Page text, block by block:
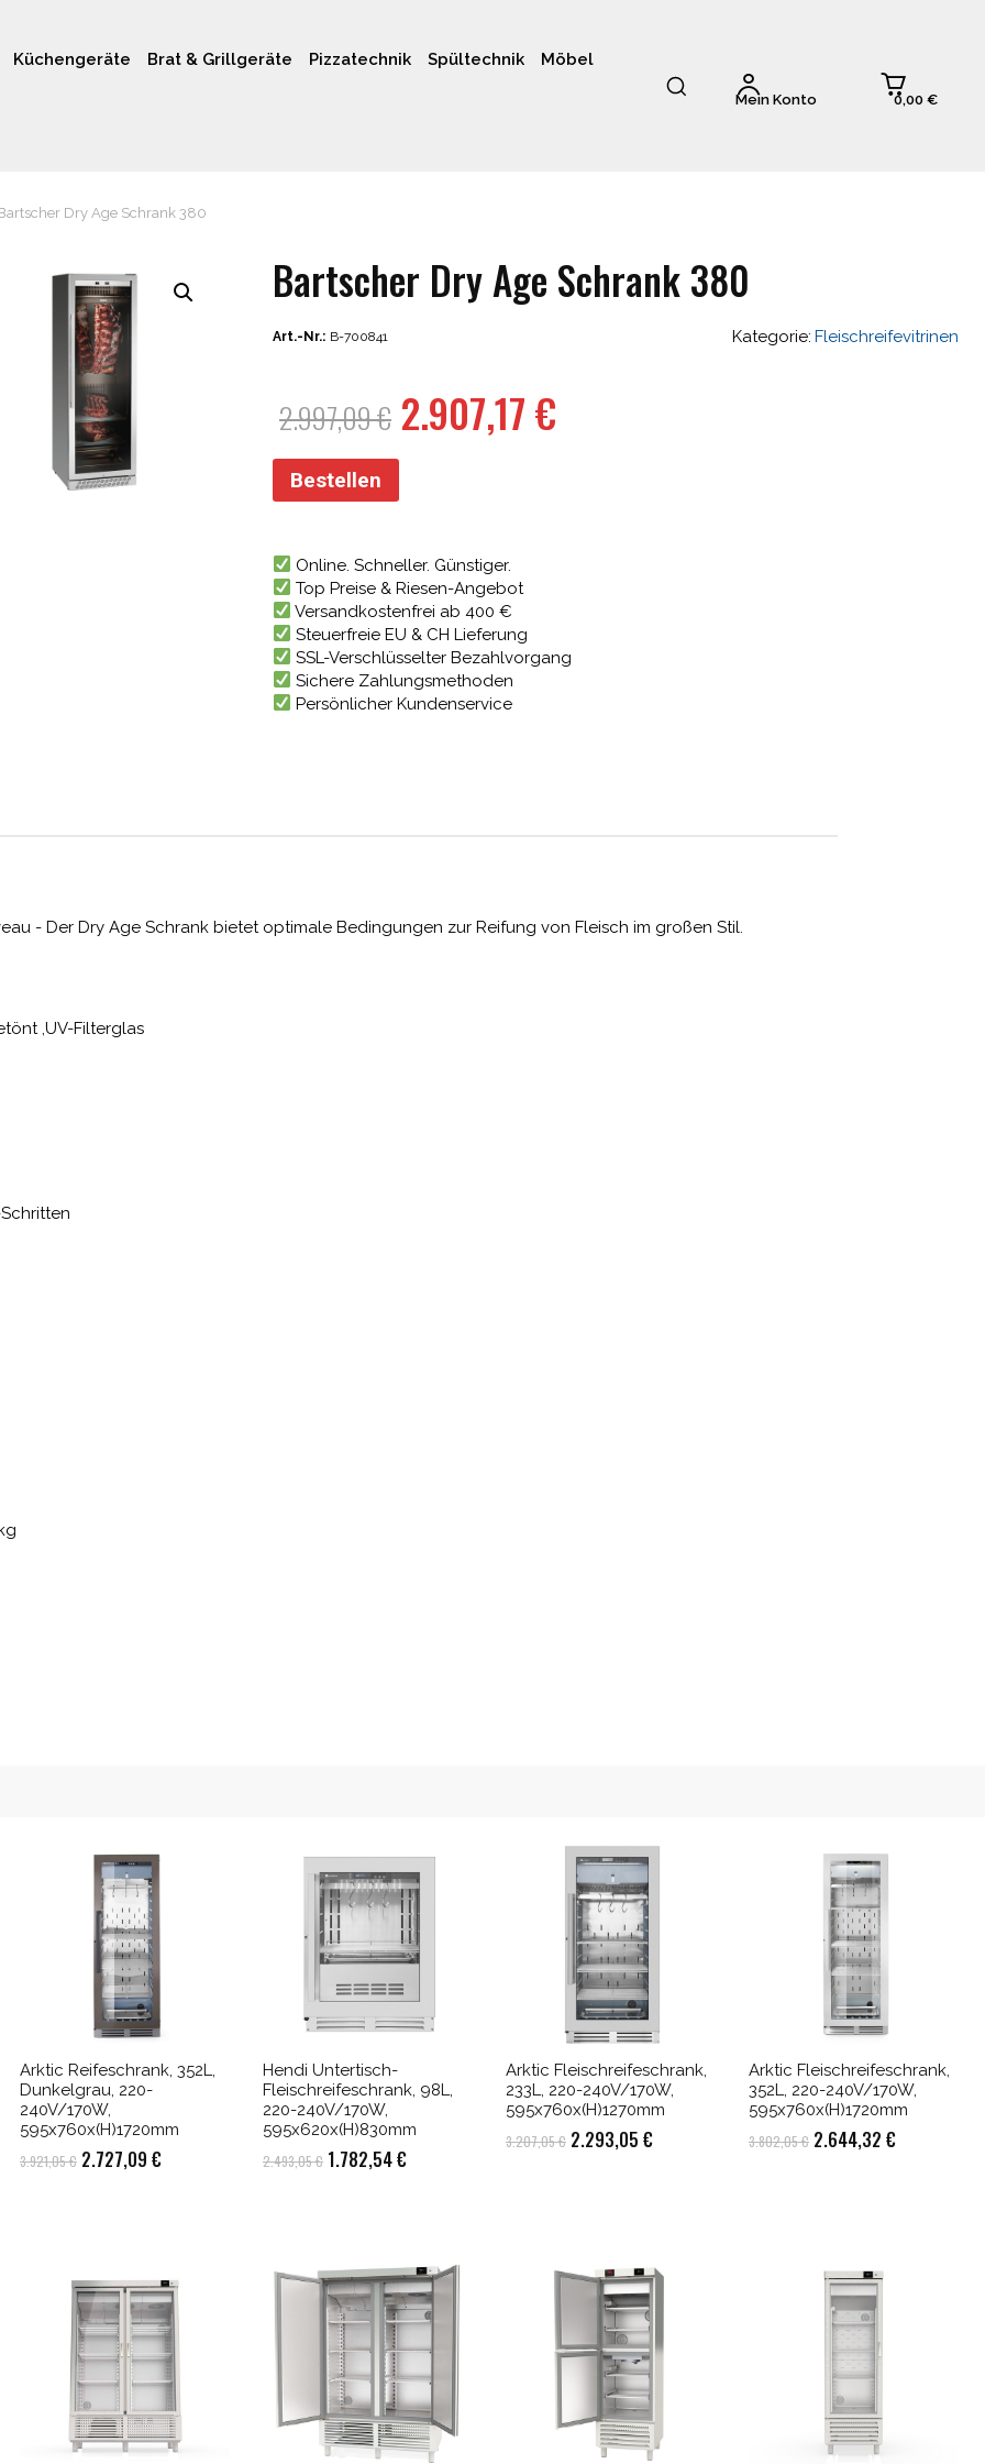
Küchengeräte Brat & Grillgeräte Pizzatechnik Spültechnik Möbel
Mein Konto 0,00 €
Dry Age Schrank 380
Bartscher Dry Age Schrank 380
Art.-Nr.: B-700841 Kategorie: Fleischreifevitrinen
2.997,09€ Ursprünglicher
Preis
2.907,17€
Bestellen
Online. Schneller. Günstiger.
Top Preise & Riesen-Angebot
Versandkostenfrei ab 400 €
Steuerfreie EU & CH Lieferung
SSL-Verschlüsselter Bezahlvorgang
Sichere Zahlungsmethoden
Persönlicher Kundenservice
- Der Dry Age Schrank bietet optimale Bedingungen zur Reifung von Fleisch im großen Stil.
,UV-Filterglas
Edelstahlroste ,1 Griff mit Montagematerial ,2 Hängestangen + 6 Fleischer-Haken ,2 Schlüssel ,2
+ Abtropfschale
Arktic Reifeschrank, 352L,
Dunkelgrau, 220-
240V/170W,
595x760x(H)1720mm
3.921,05€ Ursprünglicher
2.727,09 €Aktueller
Hendi Untertisch-
Fleischreifeschrank, 98L,
220-240V/170W,
595x620x(H)830mm
2.493,05€ Ursprünglicher
1.782,54€Aktueller
Arktic Fleischreifeschrank,
233L, 220-240V/170W,
595x760x(H)1270mm
3.207,05€ Ursprünglicher
2.293,05 €Aktueller
Arktic Fleischreifeschrank,
352L, 220-240V/170W,
595x760x(H)1720mm
3.802,05€ Ursprünglicher
2.644,32 €Aktueller